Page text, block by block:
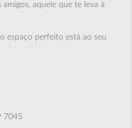
aquele que te leva à
o espaço perfeito está ao seu
7045